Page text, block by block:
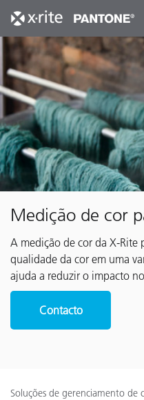
Medição de cor
A medição de cor da X-Rite
qualidade da cor em uma
ajuda a reduzir o impacto
Contacto
Soluções de gerenciamento de